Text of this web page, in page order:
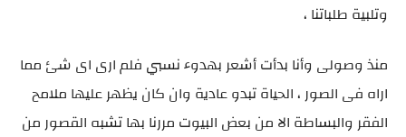
وتلبية طلباتنا ،
منذ وصولى وأنا بدأت أشعر بهدوء نسبي فلم ارى اى شئ مما
اراه فى الصور ، الحياة تبدو عادية وان كان يظهر عليها ملامح
الفقر والبساطة الا من بعض البيوت مررنا بها تشبه القصور من